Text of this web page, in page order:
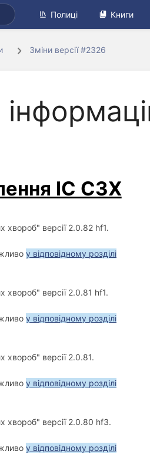
Полиці Книги
Зміни версії #2326
ІС СЗХ
версії 2.0.82 hf1.
у відповідному розділі
версії 2.0.81 hf1.
у відповідному розділі
версії 2.0.81.
у відповідному розділі
хвороб" версії 2.0.80 hf3.
у відповідному розділі